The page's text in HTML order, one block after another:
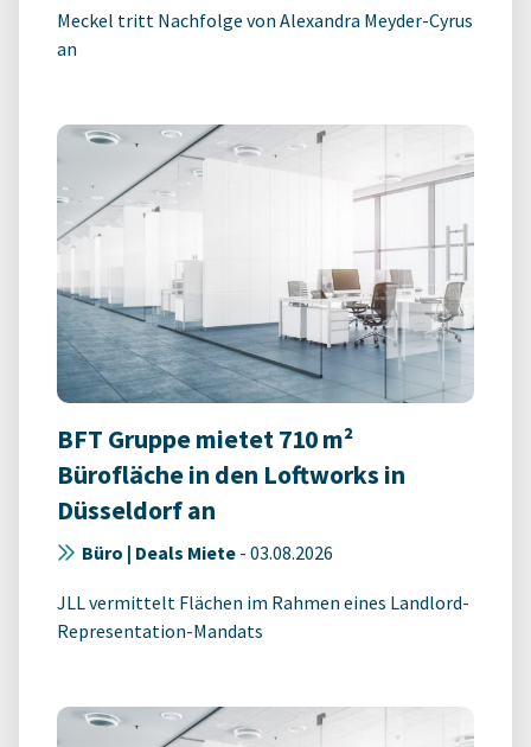
Meckel tritt Nachfolge von Alexandra Meyder-Cyrus
an
BFT Gruppe mietet 710 m²
Bürofläche in den Loftworks in
Düsseldorf an
Büro | Deals Miete - 03.08.2026
JLL vermittelt Flächen im Rahmen eines Landlord-
Representation-Mandats